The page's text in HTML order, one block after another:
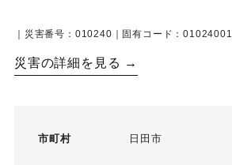
｜災害番号：010240｜固有コード：01024001
災害の詳細を見る →
市町村 日田市